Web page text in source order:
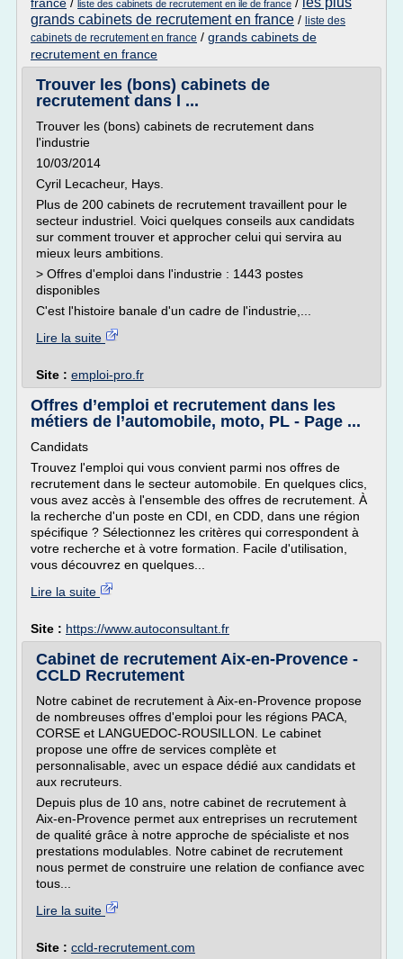
liste des cabinets de recrutement en ile de france
grands cabinets de recrutement en france / liste des
cabinets de recrutement en france / grands cabinets de
recrutement en france
Trouver les (bons) cabinets de
recrutement dans l ...
Trouver les (bons) cabinets de recrutement dans
l'industrie
10/03/2014
Cyril Lecacheur, Hays.
Plus de 200 cabinets de recrutement travaillent pour le
secteur industriel. Voici quelques conseils aux candidats
sur comment trouver et approcher celui qui servira au
mieux leurs ambitions.
> Offres d'emploi dans l'industrie : 1443 postes
disponibles
C'est l'histoire banale d'un cadre de l'industrie,...
Lire la suite
Site : emploi-pro.fr
Offres d’emploi et recrutement dans les
métiers de l’automobile, moto, PL - Page ...
Candidats
Trouvez l'emploi qui vous convient parmi nos offres de
recrutement dans le secteur automobile. En quelques clics,
vous avez accès à l'ensemble des offres de recrutement. À
la recherche d'un poste en CDI, en CDD, dans une région
spécifique ? Sélectionnez les critères qui correspondent à
votre recherche et à votre formation. Facile d'utilisation,
vous découvrez en quelques...
Lire la suite
Site : https://www.autoconsultant.fr
Cabinet de recrutement Aix-en-Provence -
CCLD Recrutement
Notre cabinet de recrutement à Aix-en-Provence propose
de nombreuses offres d'emploi pour les régions PACA,
CORSE et LANGUEDOC-ROUSILLON. Le cabinet
propose une offre de services complète et
personnalisable, avec un espace dédié aux candidats et
aux recruteurs.
Depuis plus de 10 ans, notre cabinet de recrutement à
Aix-en-Provence permet aux entreprises un recrutement
de qualité grâce à notre approche de spécialiste et nos
prestations modulables. Notre cabinet de recrutement
nous permet de construire une relation de confiance avec
tous...
Lire la suite
Site : ccld-recrutement.com